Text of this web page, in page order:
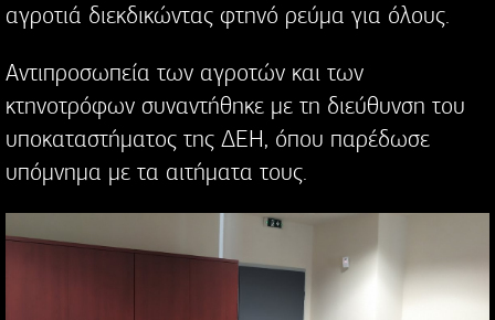
αγροτιά διεκδικώντας φτηνό ρεύμα για όλους.
Αντιπροσωπεία των αγροτών και των
κτηνοτρόφων συναντήθηκε με τη διεύθυνση του
υποκαταστήματος της ΔΕΗ, όπου παρέδωσε
υπόμνημα με τα αιτήματα τους.